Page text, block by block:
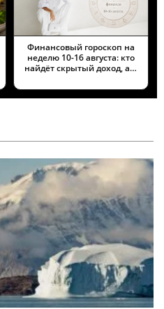
Финансовый гороскоп на
неделю 10-16 августа: кто
найдёт скрытый доход, а…